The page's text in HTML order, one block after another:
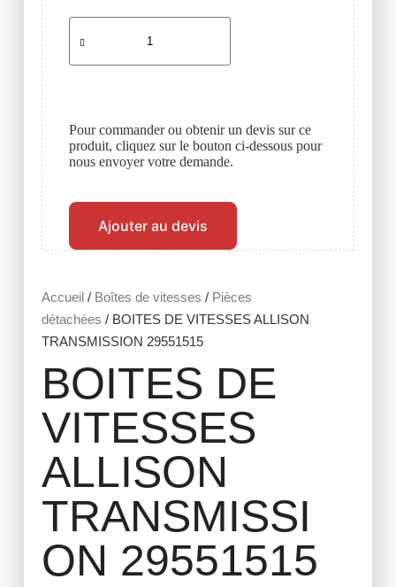
Accueil/ Boîtes de vitesses / Pièces
détachées / BOITES DE VITESSES ALLISON
TRANSMISSION 29551515
BOITES DE
VITESSES
ALLISON
TRANSMISSI
ON 29551515
Pour commander ou obtenir un devis sur ce
produit, cliquez sur le bouton ci-dessous pour
nous envoyer votre demande.
Ajouter au devis